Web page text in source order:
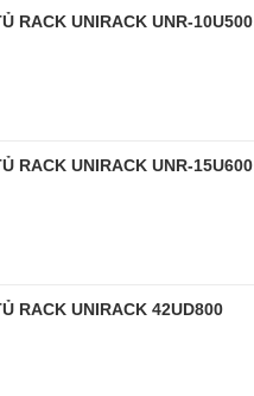
RACK UNIRACK UNR-10U500
RACK UNIRACK UNR-15U600
RACK UNIRACK 42UD800